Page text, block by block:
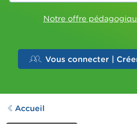
matériel
pédagogiqueNotre offre
Vous connecter |
Accueil